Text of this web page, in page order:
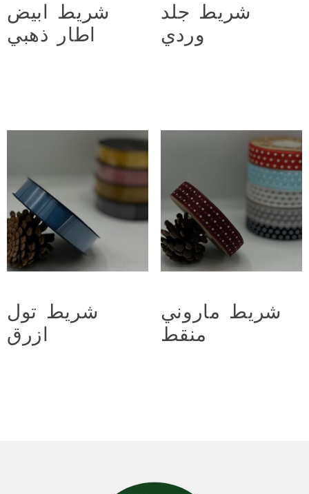
شريط ابيض
اطار ذهبي
3.500 د.ع
شريط جلد
وردي
6.000 د.ع
شريط تول
ازرق
3.500 د.ع
شريط ماروني
منقط